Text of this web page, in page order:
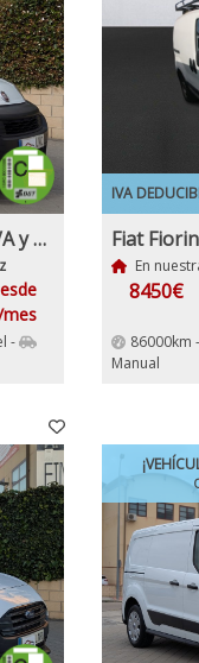
Fiat Fiorino 1.3Mjet E6+ 80Cv IVA y garantía Inc Etiqueta C
-
IVA
En
8450€
86000km -
Manual